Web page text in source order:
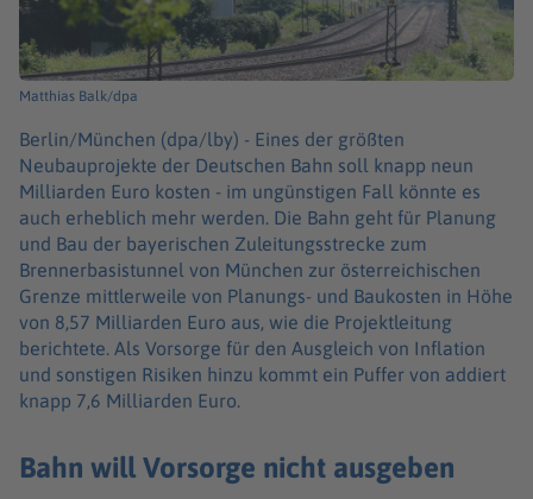
Matthias Balk/dpa
Berlin/München (dpa/lby) - Eines der größten
Neubauprojekte der Deutschen Bahn soll knapp neun
Milliarden Euro kosten - im ungünstigen Fall könnte es
auch erheblich mehr werden. Die Bahn geht für Planung
und Bau der bayerischen Zuleitungsstrecke zum
Brennerbasistunnel von München zur österreichischen
Grenze mittlerweile von Planungs- und Baukosten in Höhe
von 8,57 Milliarden Euro aus, wie die Projektleitung
berichtete. Als Vorsorge für den Ausgleich von Inflation
und sonstigen Risiken hinzu kommt ein Puffer von addiert
knapp 7,6 Milliarden Euro.
Bahn will Vorsorge nicht ausgeben